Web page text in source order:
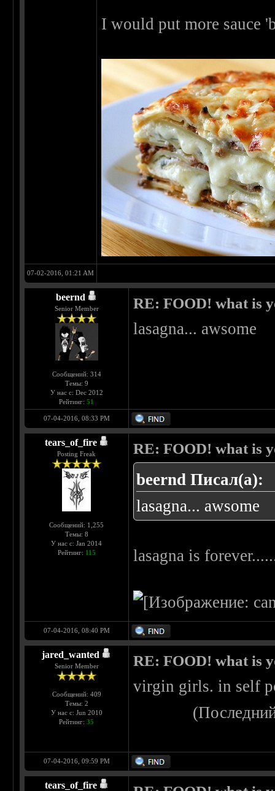
I would put more sauce
07-02-2016, 01:21 AM
beernd
Senior Member
Сообщений: 314
Темы: 9
У нас с: Dec 2012
Рейтинг:51
RE: FOOD! what is
lasagna... awsome
07-04-2016, 08:33 PM
tears_of_fire
Posting Freak
Сообщений: 1,255
Темы: 8
У нас с: Jan 2014
Рейтинг: 115
RE: FOOD! what is
beernd Писал(а):
lasagna... awsome
lasagna is
07-04-2016, 08:40 PM
jared_wanted
Senior Member
Сообщений: 409
Темы: 2
У нас с: Jun 2010
Рейтинг:35
RE: FOOD! what is
virgin girls. in self
07-04-2016, 09:59 PM
tears_of_fire